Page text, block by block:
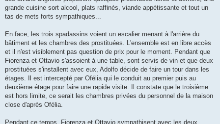
grande cuisine sort alcool, plats raffinés, viande appétissante et tout un
tas de mets forts sympathiques...
En face, les trois spadassins voient un escalier menant à l'arrière du
bâtiment et les chambres des prostituées. L'ensemble est en libre accès
et il n'est visiblement pas question de prix pour le moment. Pendant que
Fiorenza et Ottavio s'assoient à une table, sont servis de vin et que deux
prostituées s'installent avec eux, Adolfo décide de faire un tour dans les
étages. Il est intercepté par Ofélia qui le conduit au premier puis au
deuxième étage pour faire une rapide visite. Il constate que le troisième
est hors limite, ce serait les chambres privées du personnel de la maison
close d'après Ofélia.
Pendant ce temps, Fiorenza et Ottavio sympathisent avec les deux